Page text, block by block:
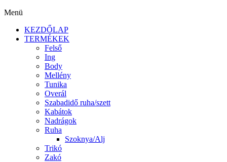
Menü
KEZDŐLAP
TERMÉKEK
Felső
Ing
Body
Mellény
Tunika
Overál
Szabadidő ruha/szett
Kabátok
Nadrágok
Ruha
Szoknya/Alj
Trikó
Zakó